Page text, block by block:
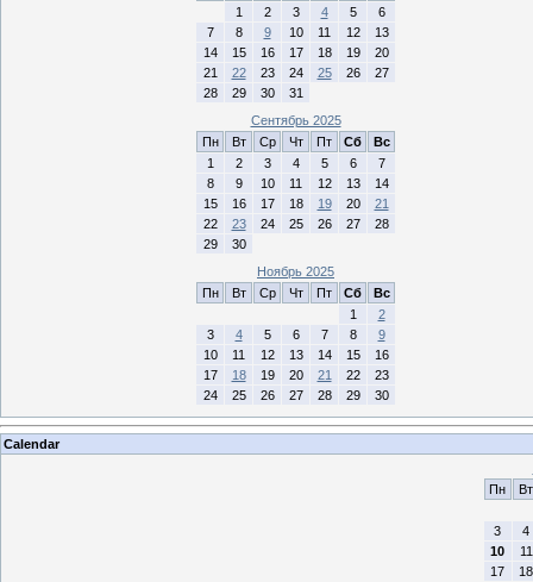
1
2 3 4 5
6
7
8 9 10 11 12
13
14
15 16 17 18 19
20
21
22 23 24 25 26
27
28
29 30
31
Сентябрь 2025
Пн
Вт Ср Чт Пт Сб
Вс
1
2 3 4 5 6
7
8
9 10 11 12 13
14
15
16 17 18 19 20
21
22
23 24 25 26 27
28
29
30
Ноябрь 2025
Пн
Вт Ср Чт Пт Сб
Вс
1
2
3
4 5 6 7 8
9
10
11 12 13 14 15
16
17
18 19 20 21 22
23
24
25 26 27 28 29 30
Calendar
Пн
Вт
3
4
10
11
17
18